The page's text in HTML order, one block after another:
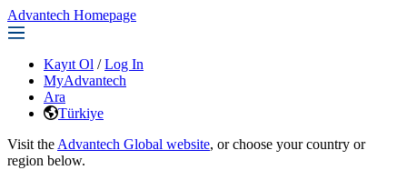
Advantech Homepage
Kayıt Ol / Log In
MyAdvantech
Ara
Türkiye
Visit the Advantech Global website, or choose your country or
region below.